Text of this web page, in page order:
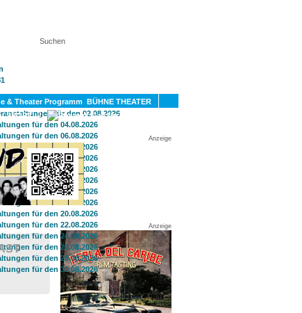
BÜHNE THEATER
SPORT
Anzeige
Anzeige